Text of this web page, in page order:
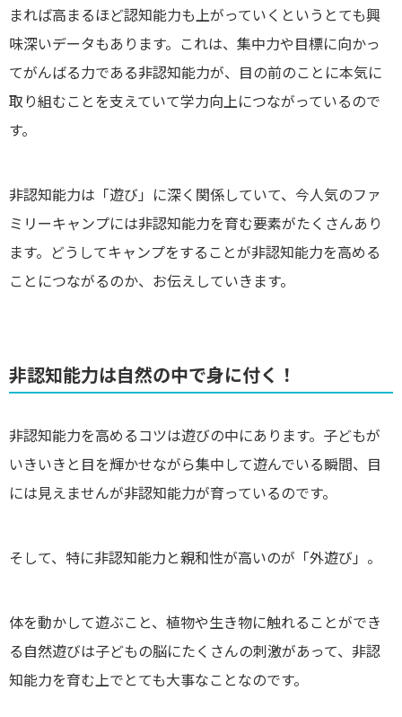
まれば高まるほど認知能力も上がっていくというとても興
味深いデータもあります。これは、集中力や目標に向かっ
てがんばる力である非認知能力が、目の前のことに本気に
取り組むことを支えていて学力向上につながっているので
す。
非認知能力は「遊び」に深く関係していて、今人気のファ
ミリーキャンプには非認知能力を育む要素がたくさんあり
ます。どうしてキャンプをすることが非認知能力を高める
ことにつながるのか、お伝えしていきます。
非認知能力は自然の中で身に付く！
非認知能力を高めるコツは遊びの中にあります。子どもが
いきいきと目を輝かせながら集中して遊んでいる瞬間、目
には見えませんが非認知能力が育っているのです。
そして、特に非認知能力と親和性が高いのが「外遊び」。
体を動かして遊ぶこと、植物や生き物に触れることができ
る自然遊びは子どもの脳にたくさんの刺激があって、非認
知能力を育む上でとても大事なことなのです。